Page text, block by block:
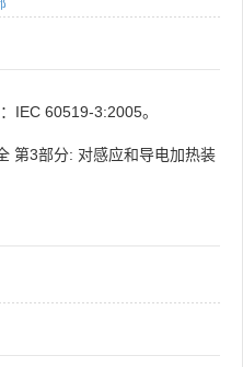
IEC 60519-3:2005。
第3部分: 对感应和导电加热装